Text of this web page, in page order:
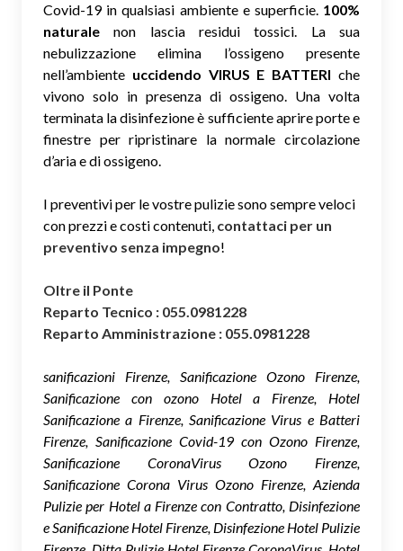
Covid-19 in qualsiasi ambiente e superficie. 100%
naturale non lascia residui tossici. La sua
nebulizzazione elimina l’ossigeno presente
nell’ambiente uccidendo VIRUS E BATTERI che
vivono solo in presenza di ossigeno. Una volta
terminata la disinfezione è sufficiente aprire porte e
finestre per ripristinare la normale circolazione
d’aria e di ossigeno.
I preventivi per le vostre pulizie sono sempre veloci
con prezzi e costi contenuti, contattaci per un
preventivo senza impegno!
Oltre il Ponte
Reparto Tecnico : 055.0981228
Reparto Amministrazione : 055.0981228
sanificazioni Firenze, Sanificazione Ozono Firenze,
Sanificazione con ozono Hotel a Firenze, Hotel
Sanificazione a Firenze, Sanificazione Virus e Batteri
Firenze, Sanificazione Covid-19 con Ozono Firenze,
Sanificazione CoronaVirus Ozono Firenze,
Sanificazione Corona Virus Ozono Firenze, Azienda
Pulizie per Hotel a Firenze con Contratto, Disinfezione
e Sanificazione Hotel Firenze, Disinfezione Hotel Pulizie